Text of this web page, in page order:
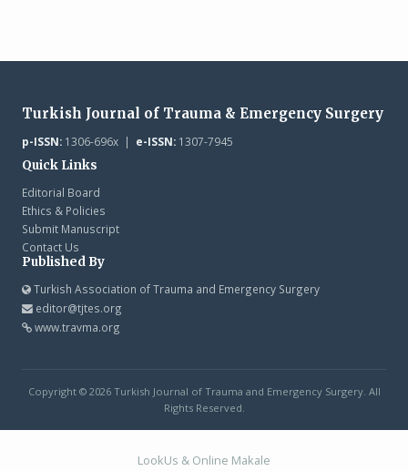
Turkish Journal of Trauma & Emergency Surgery
p-ISSN:1306-696x | e-ISSN:1307-7945
Quick Links
Editorial Board
Ethics & Policies
Submit Manuscript
Contact Us
Published By
Turkish Association of Trauma and Emergency Surgery
editor@tjtes.org
www.travma.org
Copyright © 2026 Turkish Journal of Trauma and Emergency Surgery. All
Rights Reserved.
LookUs & Online Makale